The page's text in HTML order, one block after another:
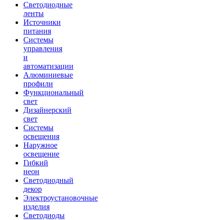
Светодиодные
ленты
Источники
питания
Системы
управления
и
автоматизации
Алюминиевые
профили
Функциональный
свет
Дизайнерский
свет
Системы
освещения
Наружное
освещение
Гибкий
неон
Светодиодный
декор
Электроустановочные
изделия
Светодиоды